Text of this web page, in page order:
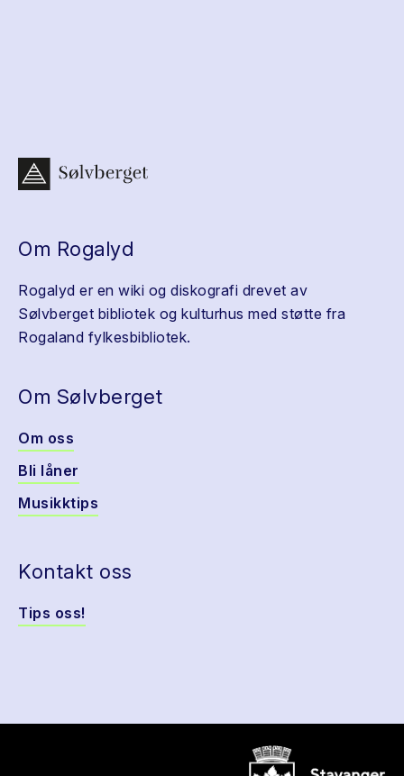
Om Rogalyd
Rogalyd er en wiki og diskografi drevet av
Sølvberget bibliotek og kulturhus med støtte fra
Rogaland fylkesbibliotek.
Om Sølvberget
Om oss
Bli låner
Musikktips
Kontakt oss
Tips oss!